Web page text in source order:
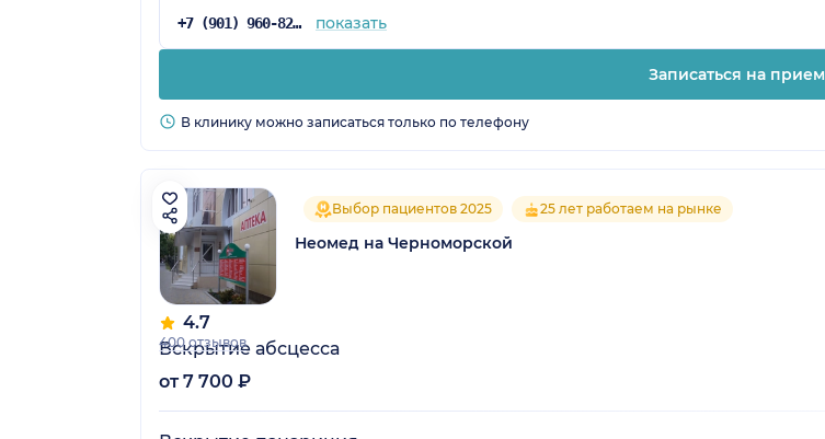
+7 (901) 960-82-18 показать
Записаться на прием
В клинику можно записаться только по телефону
4.7
400 отзывов
Выбор пациентов 2025 25 лет работаем на рынке
Неомед на Черноморской
Вскрытие абсцесса
от 7 700 ₽